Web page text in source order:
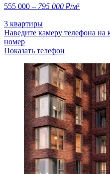
555 000 – 795 000 ₽/м²
3 квартиры
Наведите камеру телефона на
номер
Показать телефон